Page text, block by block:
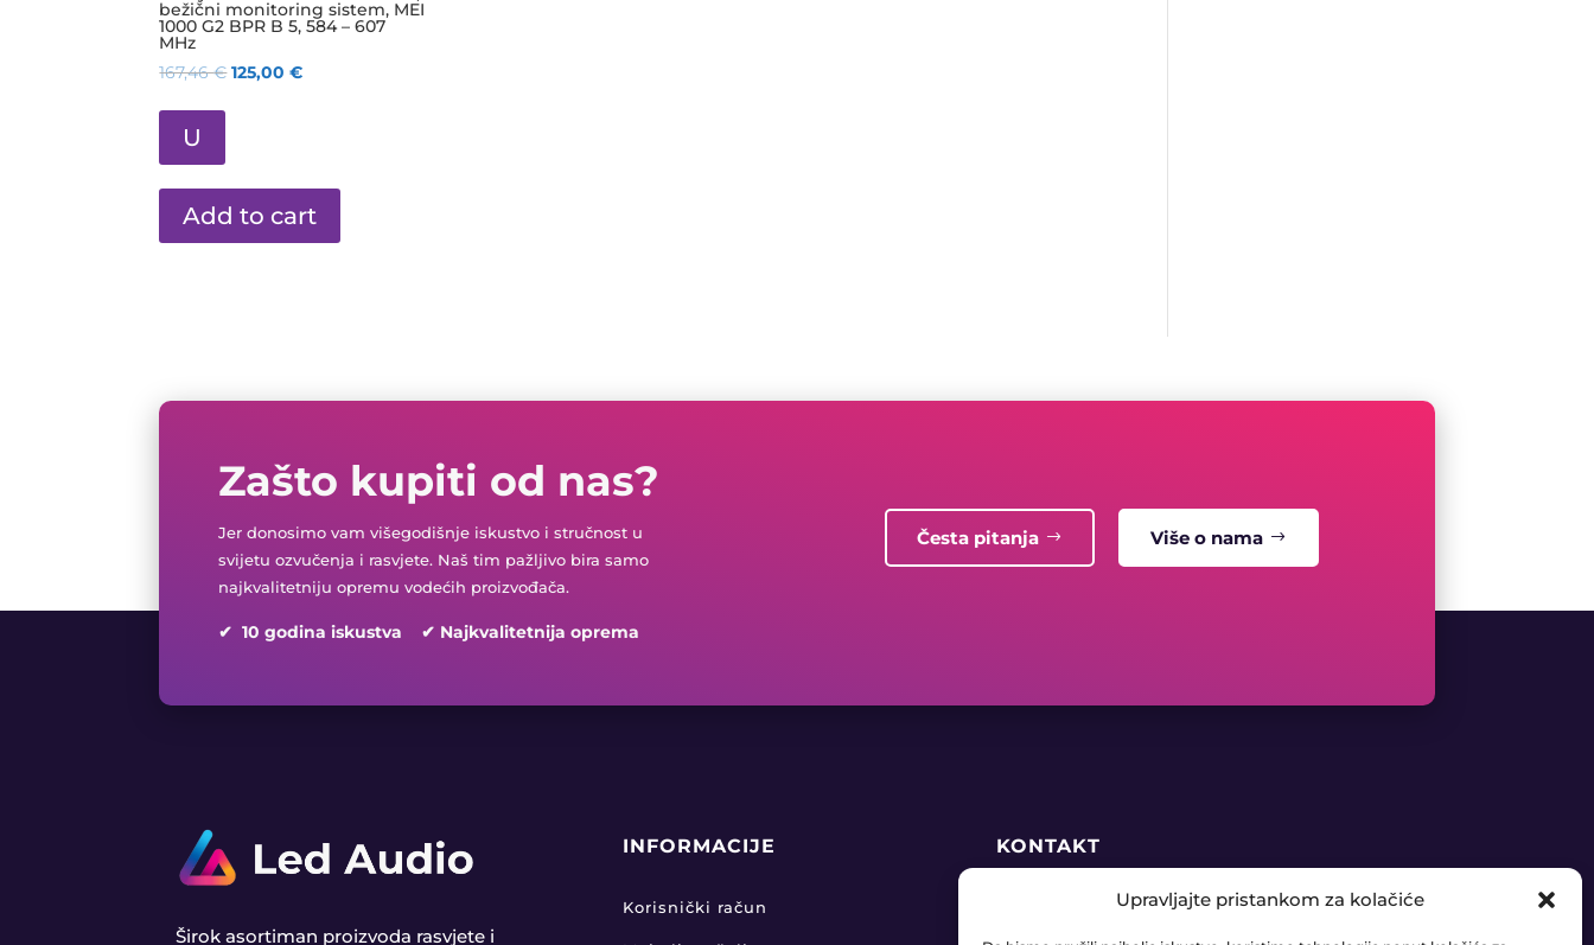
Upravljajte pristankom za kolačiće
bežični monitoring sistem, MEI
1000 G2 BPR B 5, 584 – 607
MHz
167,46€ 125,00€
U
Add to cart
Zašto kupiti od nas?
Jer donosimo vam višegodišnje iskustvo i stručnost u
svijetu ozvučenja i rasvjete. Naš tim pažljivo bira samo
najkvalitetniju opremu vodećih proizvođača.
✔ 10 godina iskustva ✔ Najkvalitetnija oprema
Česta pitanja Više o nama
Širok asortiman proizvoda rasvjete i
INFORMACIJE
Korisnički račun
KONTAKT
+385 91 888 6406